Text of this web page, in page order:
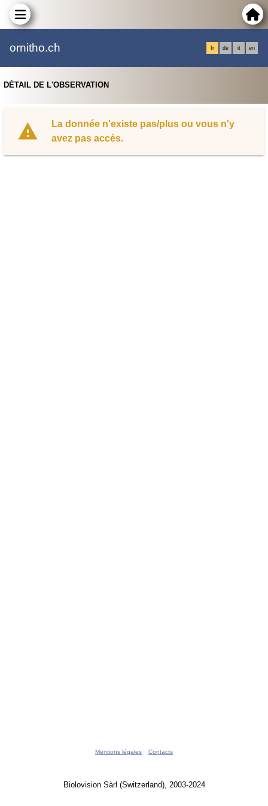
ornitho.ch fr de it en
DÉTAIL DE L'OBSERVATION
La donnée n'existe pas/plus ou vous n'y
avez pas accès.
Mentions légales Contacts
Biolovision Sàrl (Switzerland), 2003-2024